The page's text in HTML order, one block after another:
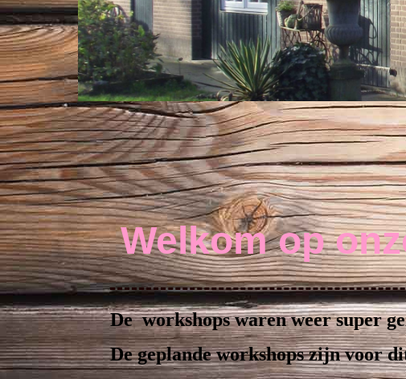
Welkom op
De workshops waren weer super
De geplande workshops zijn voor